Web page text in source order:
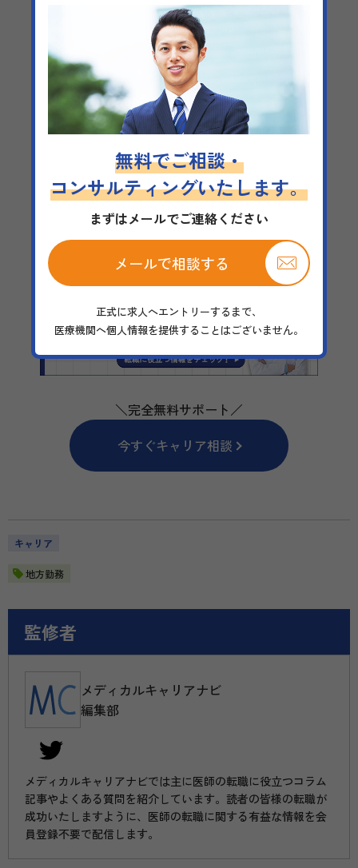
＼完全無料サポート／
今すぐキャリア相談
キャリア
地方勤務
監修者
メディカルキャリアナビ
編集部
メディカルキャリアナビでは主に医師の転職に役立つコラム
記事やよくある質問を紹介しています。読者の皆様の転職が
成功いたしますように、医師の転職に関する有益な情報を会
員登録不要で配信します。
無料でご相談・
コンサルティングいたします。
まずはメールでご連絡ください
メールで相談する
正式に求人へエントリーするまで、
医療機関へ個人情報を提供することはございません。